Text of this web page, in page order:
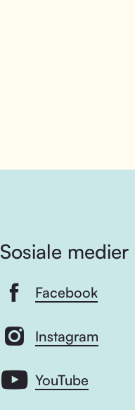
Sosiale medier
Facebook
Instagram
YouTube